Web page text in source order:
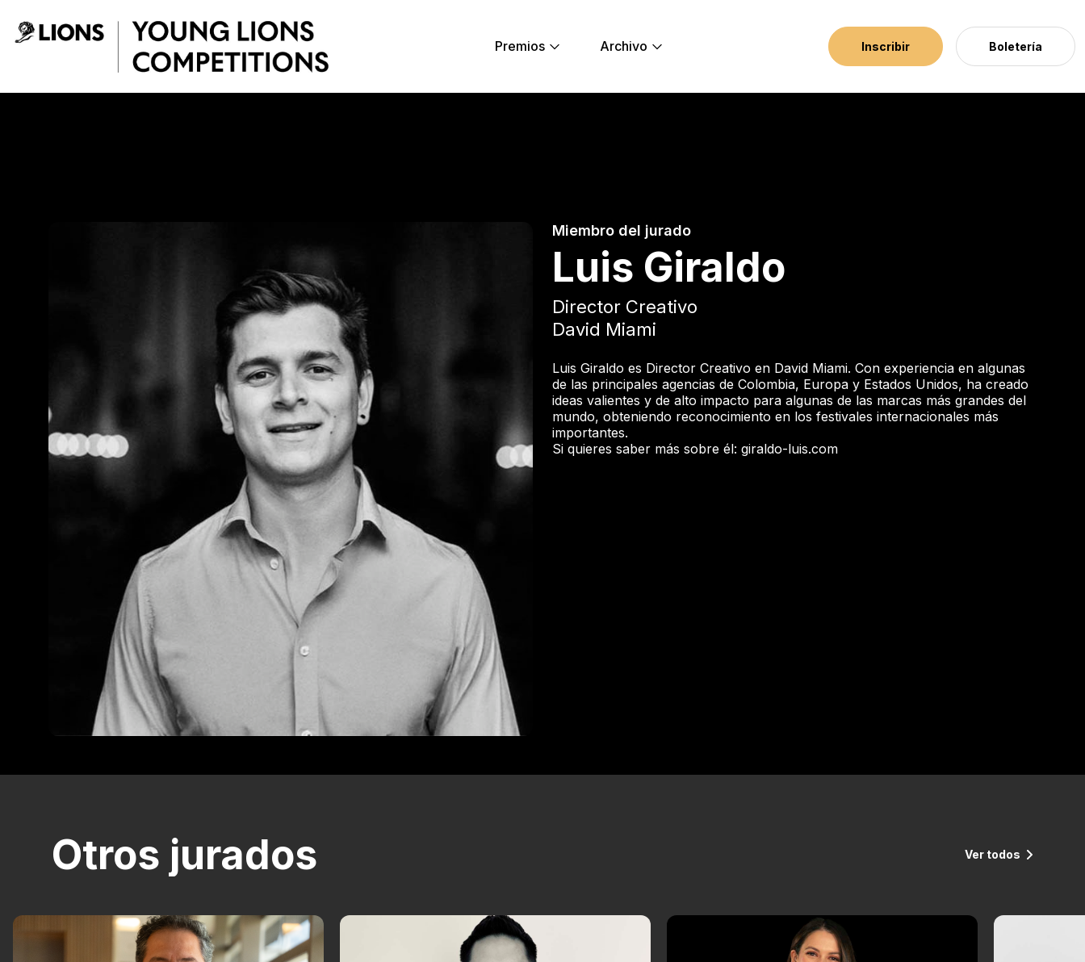
Premios
Archivo Inscribir Boletería
Miembro del jurado
Luis Giraldo
Director Creativo
David Miami
Luis Giraldo es Director Creativo en David Miami. Con experiencia en algunas
de las principales agencias de Colombia, Europa y Estados Unidos, ha creado
ideas valientes y de alto impacto para algunas de las marcas más grandes del
mundo, obteniendo reconocimiento en los festivales internacionales más
importantes.
Si quieres saber más sobre él: giraldo-luis.com
Otros jurados Ver todos